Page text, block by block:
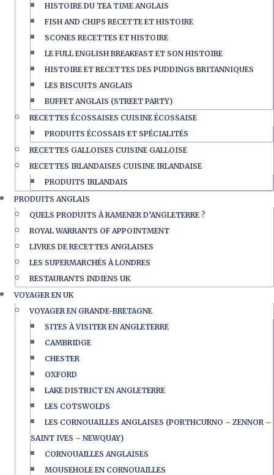
HISTOIRE DU TEA TIME ANGLAIS
FISH AND CHIPS RECETTE ET HISTOIRE
SCONES RECETTES ET HISTOIRE
LE FULL ENGLISH BREAKFAST ET SON HISTOIRE
HISTOIRE ET RECETTES DES PUDDINGS BRITANNIQUES
LES BISCUITS ANGLAIS
BUFFET ANGLAIS (STREET PARTY)
RECETTES ÉCOSSAISES CUISINE ÉCOSSAISE
PRODUITS ÉCOSSAIS ET SPÉCIALITÉS
RECETTES GALLOISES CUISINE GALLOISE
RECETTES IRLANDAISES CUISINE IRLANDAISE
PRODUITS IRLANDAIS
PRODUITS ANGLAIS
QUELS PRODUITS À RAMENER D’ANGLETERRE ?
ROYAL WARRANTS OF APPOINTMENT
LIVRES DE RECETTES ANGLAISES
LES SUPERMARCHÉS À LONDRES
RESTAURANTS INDIENS UK
VOYAGER EN UK
VOYAGER EN GRANDE-BRETAGNE
SITES À VISITER EN ANGLETERRE
CAMBRIDGE
CHESTER
OXFORD
LAKE DISTRICT EN ANGLETERRE
LES COTSWOLDS
LES CORNOUAILLES ANGLAISES (PORTHCURNO – ZENNOR –
SAINT IVES – NEWQUAY)
CORNOUAILLES ANGLAISES
MOUSEHOLE EN CORNOUAILLES